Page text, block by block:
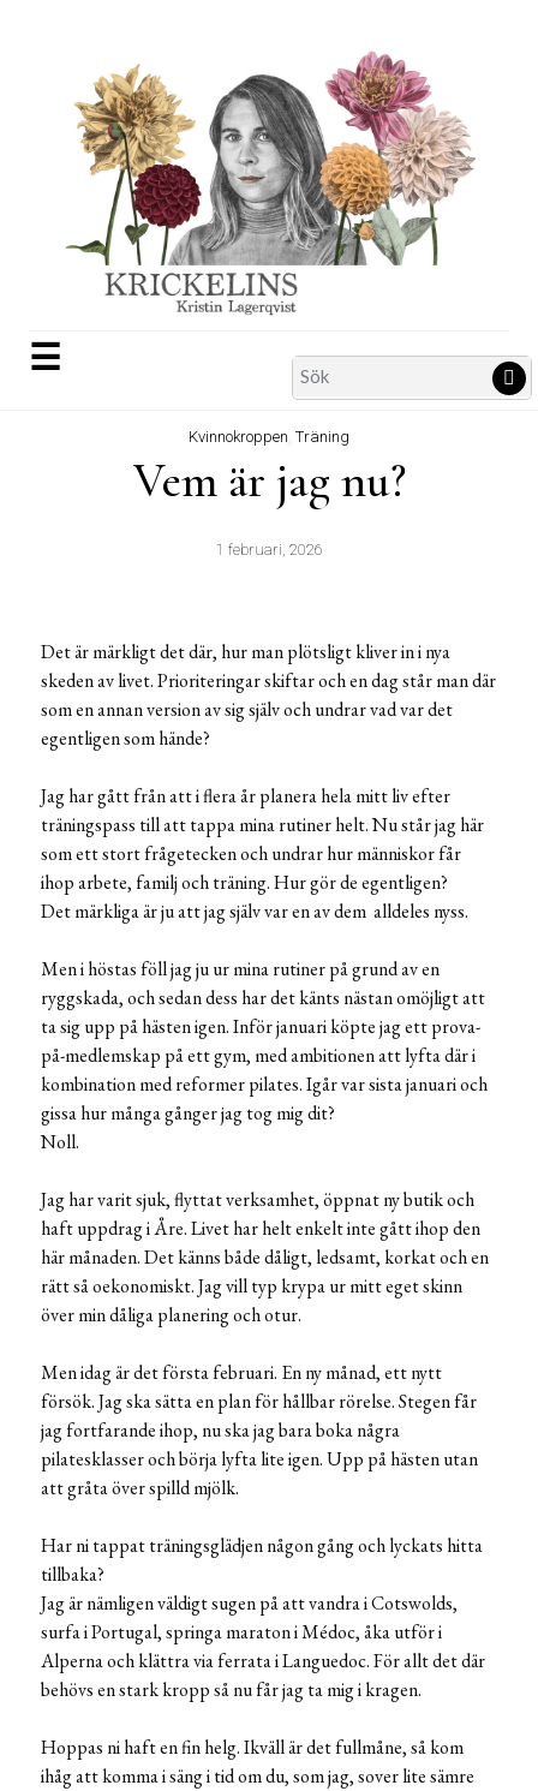
☰
Search
for:
Kvinnokroppen Träning
Vem är jag nu?
1 februari, 2026
Det är märkligt det där, hur man plötsligt kliver in i nya
skeden av livet. Prioriteringar skiftar och en dag står man där
som en annan version av sig själv och undrar vad var det
egentligen som hände?
Jag har gått från att i flera år planera hela mitt liv efter
träningspass till att tappa mina rutiner helt. Nu står jag här
som ett stort frågetecken och undrar hur människor får
ihop arbete, familj och träning. Hur gör de egentligen?
Det märkliga är ju att jag själv var en av dem alldeles nyss.
Men i höstas föll jag ju ur mina rutiner på grund av en
ryggskada, och sedan dess har det känts nästan omöjligt att
ta sig upp på hästen igen. Inför januari köpte jag ett prova-
på-medlemskap på ett gym, med ambitionen att lyfta där i
kombination med reformer pilates. Igår var sista januari och
gissa hur många gånger jag tog mig dit?
Noll.
Jag har varit sjuk, flyttat verksamhet, öppnat ny butik och
haft uppdrag i Åre. Livet har helt enkelt inte gått ihop den
här månaden. Det känns både dåligt, ledsamt, korkat och en
rätt så oekonomiskt. Jag vill typ krypa ur mitt eget skinn
över min dåliga planering och otur.
Men idag är det första februari. En ny månad, ett nytt
försök. Jag ska sätta en plan för hållbar rörelse. Stegen får
jag fortfarande ihop, nu ska jag bara boka några
pilatesklasser och börja lyfta lite igen. Upp på hästen utan
att gråta över spilld mjölk.
Har ni tappat träningsglädjen någon gång och lyckats hitta
tillbaka?
Jag är nämligen väldigt sugen på att vandra i Cotswolds,
surfa i Portugal, springa maraton i Médoc, åka utför i
Alperna och klättra via ferrata i Languedoc. För allt det där
behövs en stark kropp så nu får jag ta mig i kragen.
Hoppas ni haft en fin helg. Ikväll är det fullmåne, så kom
ihåg att komma i säng i tid om du, som jag, sover lite sämre